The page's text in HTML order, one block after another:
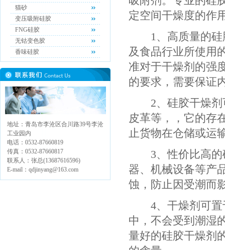
猫砂
变压吸附硅胶
FNG硅胶
无钴变色胶
香味硅胶
地址：青岛市李沧区合川路39号李沧
工业园内
电话：0532-87660819
传真：0532-87660817
联系人：张总(13687616596)
E-mail：qdjinyang@163.com
定空间干燥度的作
1、高质量的硅
及食品行业所使用
准对于干燥剂的强
的要求，需要保证
2、硅胶干燥剂
皮革等，，它的存
止货物在仓储或运
3、性价比高的
器、机械设备等产
蚀，防止因受潮而
4、干燥剂可置
中，不会受到潮湿
量好的硅胶干燥剂